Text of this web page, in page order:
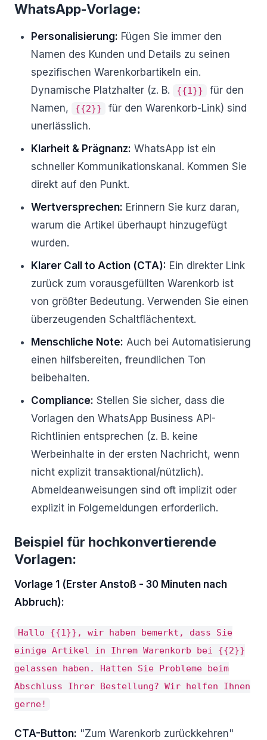
WhatsApp-Vorlage:
Personalisierung: Fügen Sie immer den
Namen des Kunden und Details zu seinen
spezifischen Warenkorbartikeln ein.
Dynamische Platzhalter (z. B.
{{1}}
für den
Namen,
{{2}}
für den Warenkorb-Link) sind
unerlässlich.
Klarheit & Prägnanz: WhatsApp ist ein
schneller Kommunikationskanal. Kommen Sie
direkt auf den Punkt.
Wertversprechen: Erinnern Sie kurz daran,
warum die Artikel überhaupt hinzugefügt
wurden.
Klarer Call to Action (CTA): Ein direkter Link
zurück zum vorausgefüllten Warenkorb ist
von größter Bedeutung. Verwenden Sie einen
überzeugenden Schaltflächentext.
Menschliche Note: Auch bei Automatisierung
einen hilfsbereiten, freundlichen Ton
beibehalten.
Compliance: Stellen Sie sicher, dass die
Vorlagen den WhatsApp Business API-
Richtlinien entsprechen (z. B. keine
Werbeinhalte in der ersten Nachricht, wenn
nicht explizit transaktional/nützlich).
Abmeldeanweisungen sind oft implizit oder
explizit in Folgemeldungen erforderlich.
Beispiel für hochkonvertierende
Vorlagen:
Vorlage 1 (Erster Anstoß - 30 Minuten nach
Abbruch):
Hallo {{1}}, wir haben bemerkt, dass Sie
einige Artikel in Ihrem Warenkorb bei {{2}}
gelassen haben. Hatten Sie Probleme beim
Abschluss Ihrer Bestellung? Wir helfen Ihnen
gerne!
CTA-Button: "Zum Warenkorb zurückkehren"